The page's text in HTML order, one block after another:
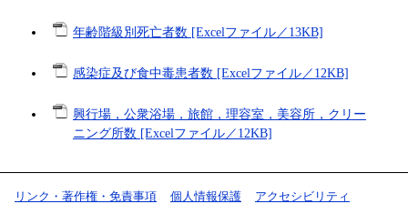
年齢階級別死亡者数 [Excelファイル／13KB]
感染症及び食中毒患者数 [Excelファイル／12KB]
興行場，公衆浴場，旅館，理容室，美容所，クリー
ニング所数 [Excelファイル／12KB]
リンク・著作権・免責事項 個人情報保護
アクセシビリティ